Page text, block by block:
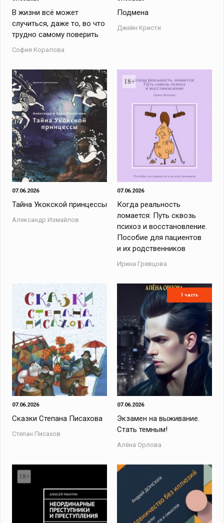
В жизни всё может
случиться, даже то, во что
трудно самому поверить
София Коралова
Подмена
Джейн Кристи
07.06.2026
Тайна Укокской принцессы
Александр Измайлов
07.06.2026
Когда реальность
ломается: Путь сквозь
психоз и восстановление.
Пособие для пациентов
и их родственников
Ирина Гревцова
07.06.2026
Сказки Степана Писахова
Степан Писахов
1 часть
07.06.2026
Экзамен на выживание.
Стать темным!
Алёна Орлова